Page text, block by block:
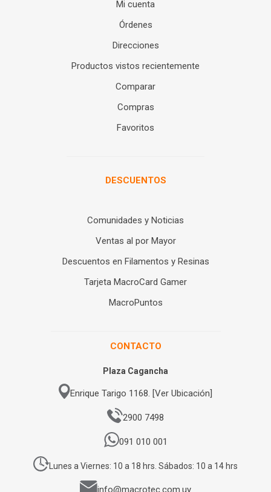
Mi cuenta
Órdenes
Direcciones
Productos vistos recientemente
Comparar
Compras
Favoritos
DESCUENTOS
Comunidades y Noticias
Ventas al por Mayor
Descuentos en Filamentos y Resinas
Tarjeta MacroCard Gamer
MacroPuntos
CONTACTO
Plaza Cagancha
Enrique Tarigo 1168. [Ver Ubicación]
2900 7498
091 010 001
Lunes a Viernes: 10 a 18 hrs. Sábados: 10 a 14 hrs
info@macrotec.com.uy